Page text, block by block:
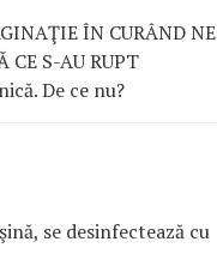
ÎN CURÂND NE
CE S-AU RUPT
De ce nu?
se desinfectează cu